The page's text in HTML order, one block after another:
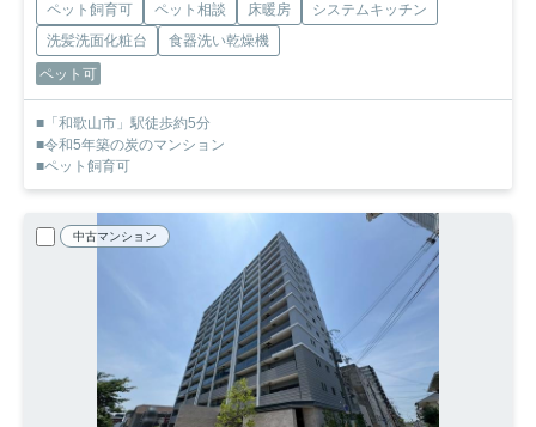
ペット飼育可 ペット相談 床暖房
システムキッチン
洗髪洗面化粧台
食器洗い乾燥機
ペット可
■「和歌山市」駅徒歩約5分
■令和5年築の炭のマンション
■ペット飼育可
中古マンション